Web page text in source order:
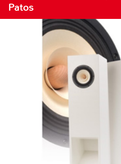
Patos